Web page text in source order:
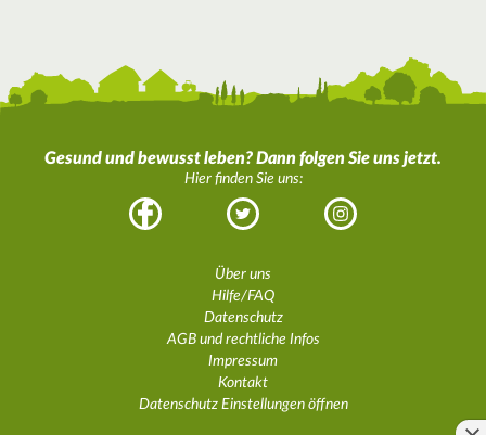
Gesund und bewusst leben? Dann folgen Sie uns jetzt.
Hier finden Sie uns:
Facebook Twitter Instagram
Über uns
Hilfe/FAQ
Datenschutz
AGB und rechtliche Infos
Impressum
Kontakt
Datenschutz Einstellungen öffnen